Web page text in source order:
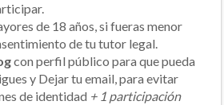
de 18 años, si fueras menor
de tu tutor legal.
con perfil público para que pueda
y Dejar tu email, para evitar
de identidad + 1 participación